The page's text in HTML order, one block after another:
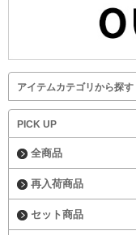
アイテムカテゴリから探す
PICK UP
全商品
再入荷商品
セット商品